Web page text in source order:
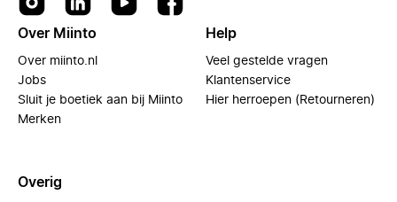
Over Miinto
Over miinto.nl
Jobs
Sluit je boetiek aan bij Miinto
Merken
Help
Veel gestelde vragen
Klantenservice
Hier herroepen (Retourneren)
Overig